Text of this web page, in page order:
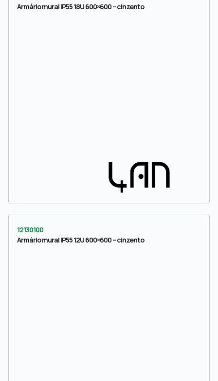
Armário mural IP55 18U 600×600 – cinzento
12130100
Armário mural IP55 12U 600×600 – cinzento